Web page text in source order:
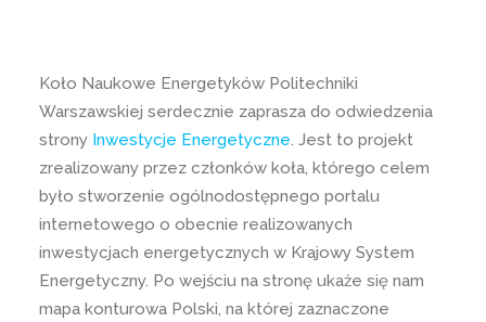
Koło Naukowe Energetyków Politechniki
Warszawskiej serdecznie zaprasza do odwiedzenia
strony Inwestycje Energetyczne. Jest to projekt
zrealizowany przez członków koła, którego celem
było stworzenie ogólnodostępnego portalu
internetowego o obecnie realizowanych
inwestycjach energetycznych w Krajowy System
Energetyczny. Po wejściu na stronę ukaże się nam
mapa konturowa Polski, na której zaznaczone